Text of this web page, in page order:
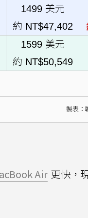
1499 美元
約 NT$47,402
1599 美元
約 NT$50,549
製表：
Air 更快，